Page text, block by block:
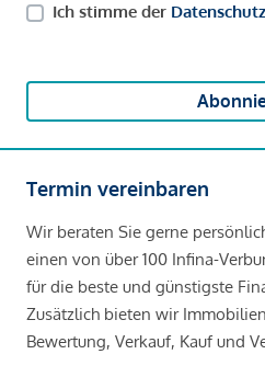
Ich stimme der
Termin vereinbaren
Wir beraten Sie gerne
einen von über 100 Infina-
für die beste und günstigste
Zusätzlich bieten wir
Bewertung, Verkauf, Kauf und